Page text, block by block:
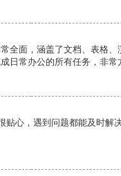
全面，涵盖了文档、表格、
日常办公的所有任务，非常
贴心，遇到问题都能及时解